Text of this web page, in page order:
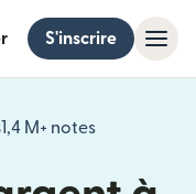
S'inscrire
1,4 M+ notes